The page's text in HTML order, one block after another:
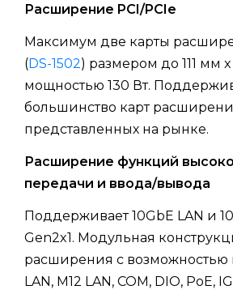
Расширение PCI/PCIe
Максимум две карты
(DS-1502) размером до 111 мм
мощностью 130 Вт.
большинство карт
представленных на рынке.
Расширение функций
передачи и ввода/вывода
Поддерживает 10GbE LAN и
Gen2x1. Модульная
расширения с
LAN, M12 LAN, COM, DIO, PoE,